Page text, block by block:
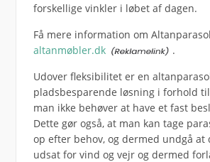
forskellige vinkler i løbet af dagen.
Få mere information om
altanmøbler.dk
.
Udover fleksibilitet er en
pladsbesparende løsning i forhold
man ikke behøver at have et fast
Dette gør også, at man kan tage
op efter behov, og dermed undgå at
udsat for vind og vejr og dermed